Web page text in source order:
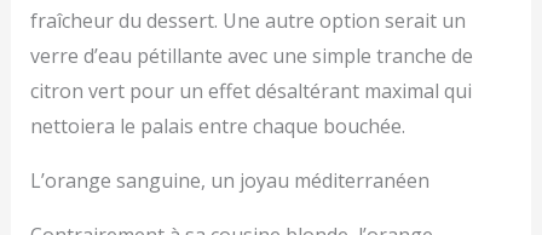
fraîcheur du dessert. Une autre option serait un
verre d’eau pétillante avec une simple tranche de
citron vert pour un effet désaltérant maximal qui
nettoiera le palais entre chaque bouchée.
L’orange sanguine, un joyau méditerranéen